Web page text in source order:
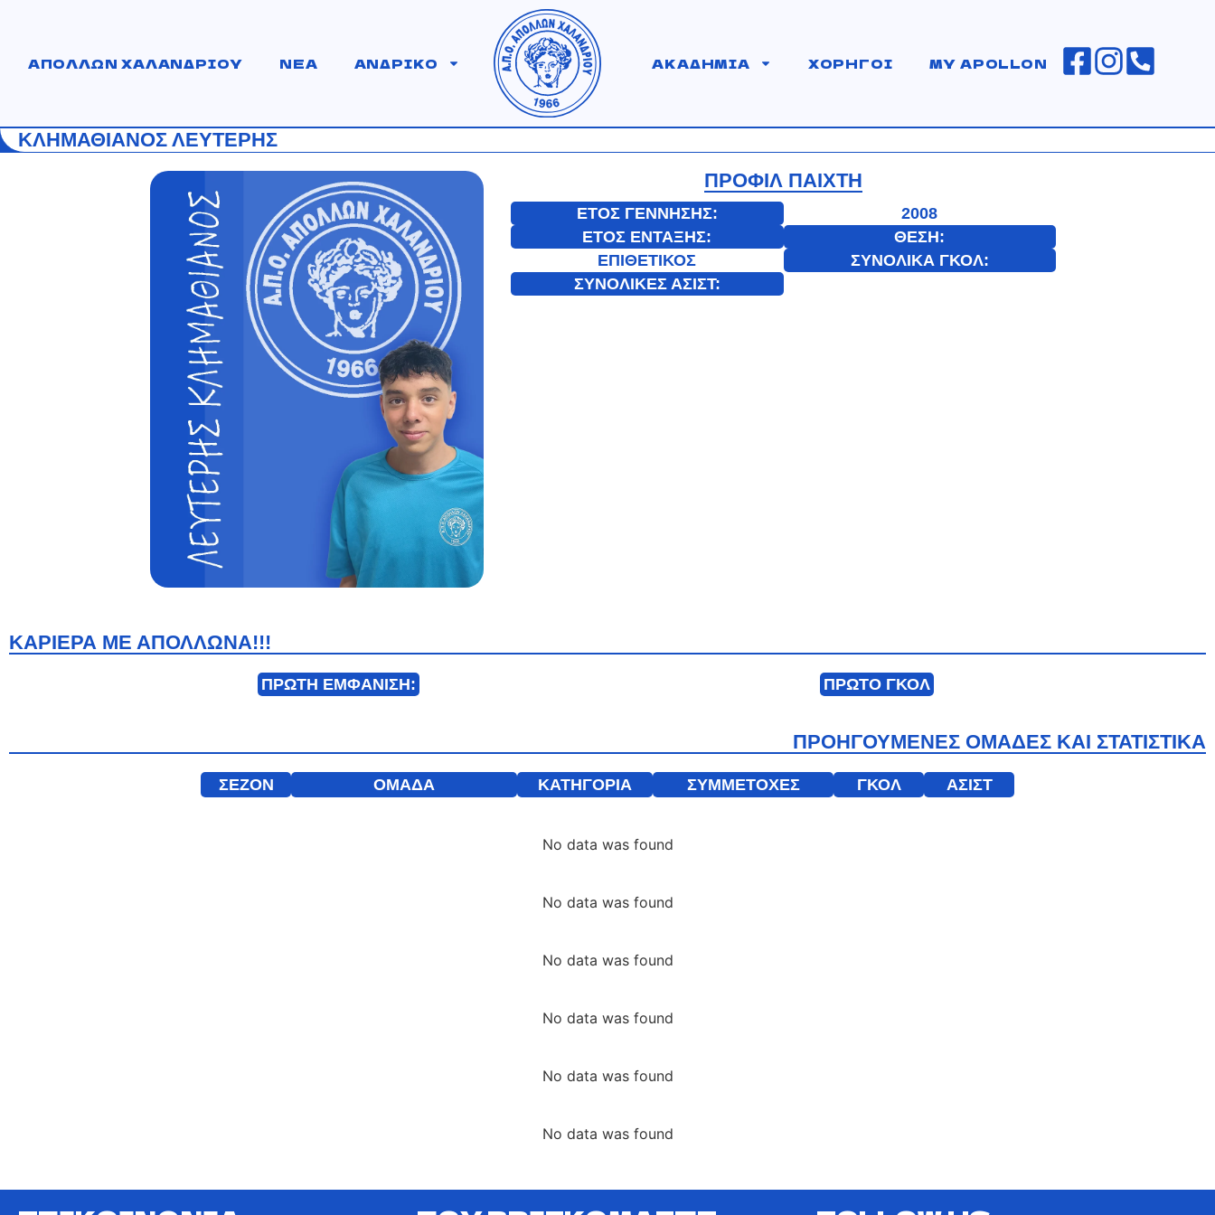
ΑΠΟΛΛΩΝ ΧΑΛΑΝΔΡΙΟΥ ΝΕΑ ΑΝΔΡΙΚΟ ΑΚΑΔΗΜΙΑ ΧΟΡΗΓΟΙ MY APOLLON
ΚΛΗΜΑΘΙΑΝΟΣ ΛΕΥΤΕΡΗΣ
ΠΡΟΦΙΛ ΠΑΙΧΤΗ
ΕΤΟΣ ΓΕΝΝΗΣΗΣ:
2008
ΕΤΟΣ ΕΝΤΑΞΗΣ:
ΘΕΣΗ:
ΕΠΙΘΕΤΙΚΟΣ
ΣΥΝΟΛΙΚΑ ΓΚΟΛ:
ΣΥΝΟΛΙΚΕΣ ΑΣΙΣΤ:
ΚΑΡΙΕΡΑ ΜΕ ΑΠΟΛΛΩΝΑ!!!
ΠΡΩΤΗ ΕΜΦΑΝΙΣΗ: ΠΡΩΤΟ ΓΚΟΛ
ΠΡΟΗΓΟΥΜΕΝΕΣ ΟΜΑΔΕΣ ΚΑΙ ΣΤΑΤΙΣΤΙΚΑ
ΣΕΖΟΝ ΟΜΑΔΑ ΚΑΤΗΓΟΡΙΑ ΣΥΜΜΕΤΟΧΕΣ ΓΚΟΛ ΑΣΙΣΤ
No data was found
No data was found
No data was found
No data was found
No data was found
No data was found